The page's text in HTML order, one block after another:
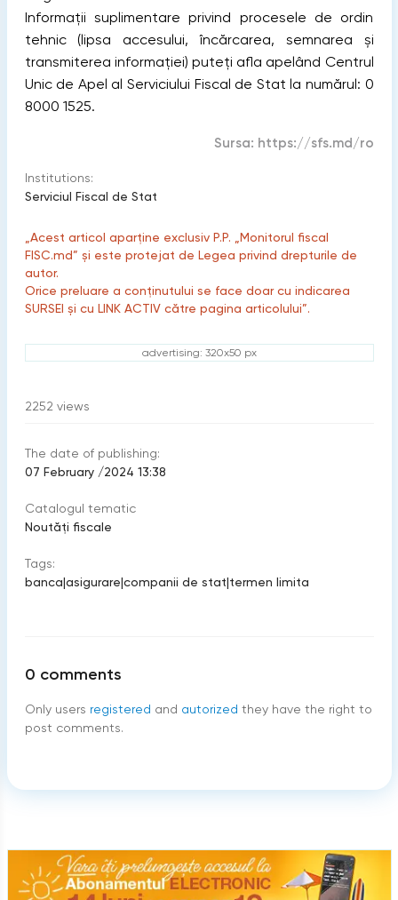
Informații suplimentare privind procesele de ordin
tehnic (lipsa accesului, încărcarea, semnarea și
transmiterea informației) puteți afla apelând Centrul
Unic de Apel al Serviciului Fiscal de Stat la numărul: 0
8000 1525.
Sursa: https://sfs.md/ro
Institutions:
Serviciul Fiscal de Stat
„Acest articol aparține exclusiv P.P. „Monitorul fiscal
FISC.md” și este protejat de Legea privind drepturile de
autor.
Orice preluare a conținutului se face doar cu indicarea
SURSEI și cu LINK ACTIV către pagina articolului”.
advertising: 320x50 px
2252 views
The date of publishing:
07 February /2024 13:38
Catalogul tematic
Noutăți fiscale
Tags:
banca|asigurare|companii de stat|termen limita
0 comments
Only users registered and autorized they have the right to
post comments.